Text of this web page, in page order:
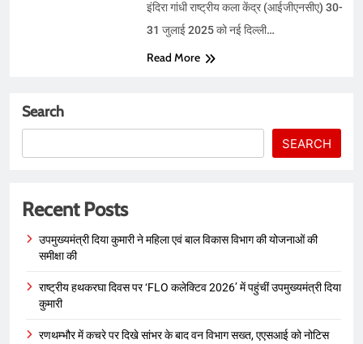
इंदिरा गांधी राष्ट्रीय कला केंद्र (आईजीएनसीए) 30-
31 जुलाई 2025 को नई दिल्ली…
Read More
Search
SEARCH
Recent Posts
उपमुख्यमंत्री दिया कुमारी ने महिला एवं बाल विकास विभाग की योजनाओं की
समीक्षा की
राष्ट्रीय हथकरघा दिवस पर ‘FLO कलेक्टिव 2026’ में पहुंचीं उपमुख्यमंत्री दिया
कुमारी
रणथम्भौर में कचरे पर दिखे सांभर के बाद वन विभाग सख्त, एएसआई को नोटिस